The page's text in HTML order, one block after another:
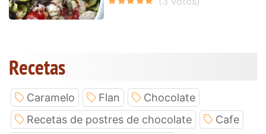
Recetas
Caramelo Flan
Chocolate
Recetas de postres de chocolate
Cafe